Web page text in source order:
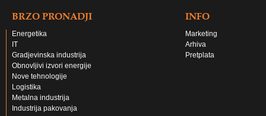
BRZO PRONADJI
Energetika
IT
Gradjevinska industrija
Obnovljivi izvori energije
Nove tehnologije
Logistika
Metalna industrija
Industrija pakovanja
INFO
Marketing
Arhiva
Pretplata